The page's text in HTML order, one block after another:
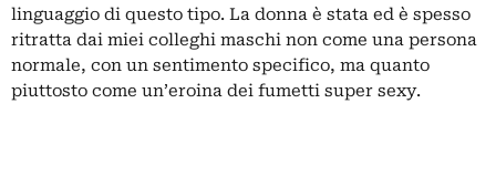
linguaggio di questo tipo. La donna è stata ed è spesso
ritratta dai miei colleghi maschi non come una persona
normale, con un sentimento specifico, ma quanto
piuttosto come un’eroina dei fumetti super sexy.